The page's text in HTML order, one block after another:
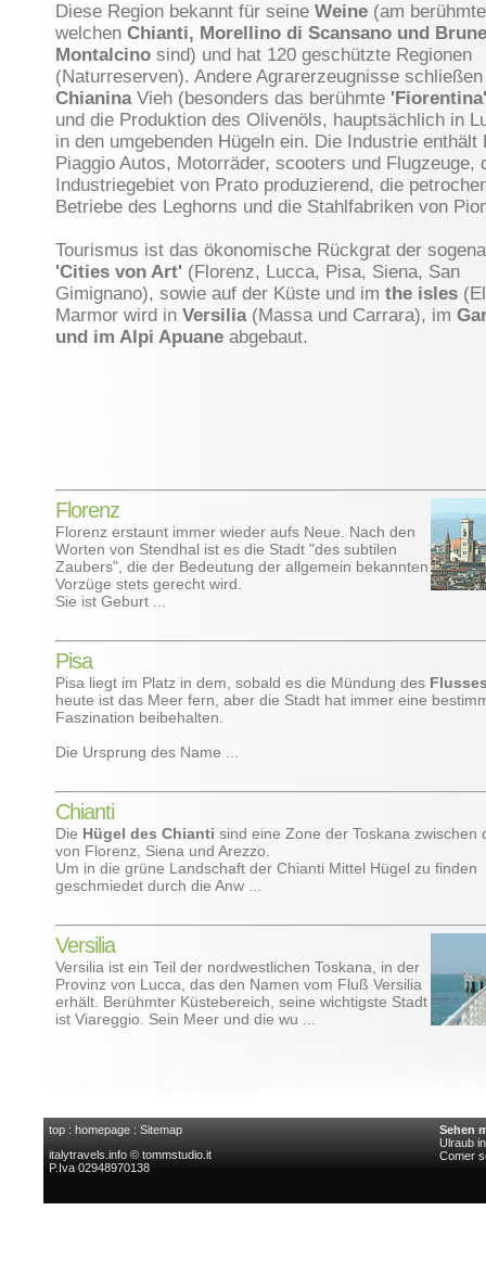
Diese Region bekannt für seine Weine (am
welchen Chianti, Morellino di Scansano und
Montalcino sind) und hat 120 geschützte Regionen
(Naturreserven). Andere Agrarerzeugnisse schließen
ChianinaVieh (besonders das berühmte 'Fiorentina'
und die Produktion des Olivenöls, hauptsächlich in
in den umgebenden Hügeln ein. Die Industrie enthält
Piaggio Autos, Motorräder, scooters und Flugzeuge,
Industriegebiet von Prato produzierend, die
Betriebe des Leghorns und die Stahlfabriken von
Tourismus ist das ökonomische Rückgrat der
'Cities von Art' (Florenz, Lucca, Pisa, Siena, San
Gimignano), sowie auf der Küste und im the isles
Marmor wird in Versilia(Massa und Carrara), im
und im Alpi Apuane abgebaut.
Florenz
Florenz erstaunt immer wieder aufs Neue. Nach den
Worten von Stendhal ist es die Stadt "des subtilen
Zaubers", die der Bedeutung der allgemein bekannten
Vorzüge stets gerecht wird.
Sie ist Geburt ...
Pisa
Pisa liegt im Platz in dem, sobald es die Mündung des
heute ist das Meer fern, aber die Stadt hat immer eine
Faszination beibehalten.
Die Ursprung des Name ...
Chianti
Die Hügel des Chianti sind eine Zone der Toskana zwischen
von Florenz, Siena und Arezzo.
Um in die grüne Landschaft der Chianti Mittel Hügel zu finden
geschmiedet durch die Anw ...
Versilia
Versilia ist ein Teil der nordwestlichen Toskana, in der
Provinz von Lucca, das den Namen vom Fluß Versilia
erhält. Berühmter Küstebereich, seine wichtigste Stadt
ist Viareggio. Sein Meer und die wu ...
top : homepage : Sitemap
italytravels.info © tommstudio.it
P.Iva 02948970138
Sehen
Ulraub
Comer